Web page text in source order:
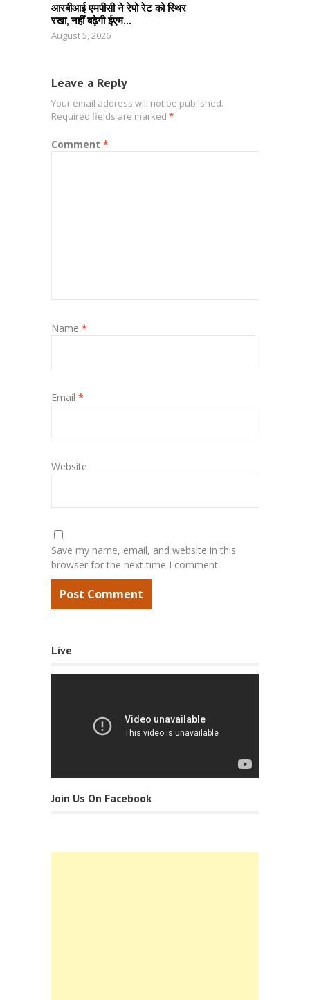
आरबीआई एमपीसी ने रेपो रेट को स्थिर
रखा, नहीं बढ़ेगी ईएम...
August 5, 2026
Leave a Reply
Your email address will not be published.
Required fields are marked *
Comment *
Name *
Email *
Website
Save my name, email, and website in this
browser for the next time I comment.
Live
Join Us On Facebook